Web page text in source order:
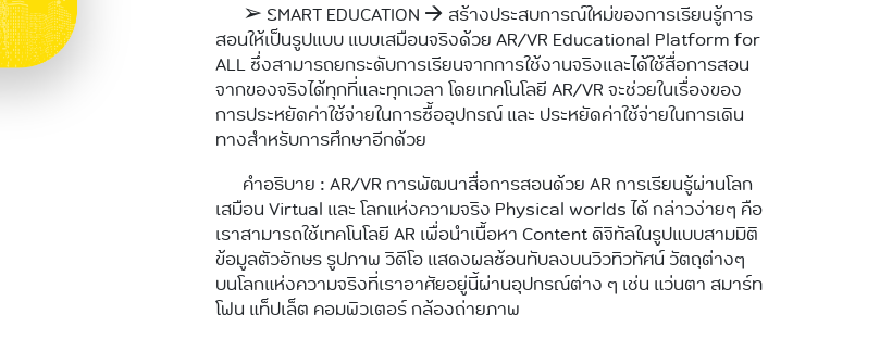
➢ SMART EDUCATION 🡪 สร้างประสบการณ์ใหม่ของการเรียนรู้การ
สอนให้เป็นรูปแบบ แบบเสมือนจริงด้วย AR/VR Educational Platform for
ALL ซึ่งสามารถยกระดับการเรียนจากการใช้งานจริงและได้ใช้สื่อการสอน
จากของจริงได้ทุกที่และทุกเวลา โดยเทคโนโลยี AR/VR จะช่วยในเรื่องของ
การประหยัดค่าใช้จ่ายในการซื้ออุปกรณ์ และ ประหยัดค่าใช้จ่ายในการเดิน
ทางสำหรับการศึกษาอีกด้วย
คำอธิบาย : AR/VR การพัฒนาสื่อการสอนด้วย AR การเรียนรู้ผ่านโลก
เสมือน Virtual และ โลกแห่งความจริง Physical worlds ได้ กล่าวง่ายๆ คือ
เราสามารถใช้เทคโนโลยี AR เพื่อนำเนื้อหา Content ดิจิทัลในรูปแบบสามมิติ
ข้อมูลตัวอักษร รูปภาพ วิดีโอ แสดงผลซ้อนทับลงบนวิวทิวทัศน์ วัตถุต่างๆ
บนโลกแห่งความจริงที่เราอาศัยอยู่นี้ผ่านอุปกรณ์ต่าง ๆ เช่น แว่นตา สมาร์ท
โฟน แท็ปเล็ต คอมพิวเตอร์ กล้องถ่ายภาพ